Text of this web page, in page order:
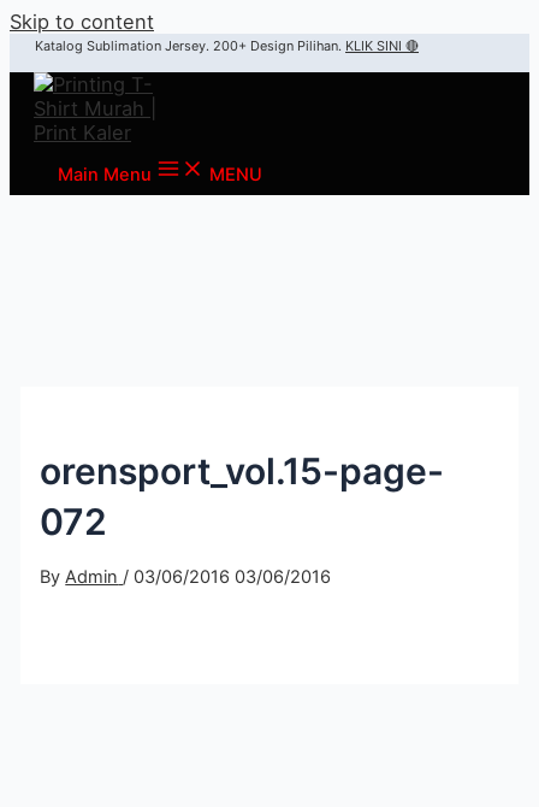
Skip to content
Katalog Sublimation Jersey. 200+ Design Pilihan. KLIK SINI 🔴
Main Menu MENU
orensport_vol.15-page-
072
ByAdmin / 03/06/2016 03/06/2016